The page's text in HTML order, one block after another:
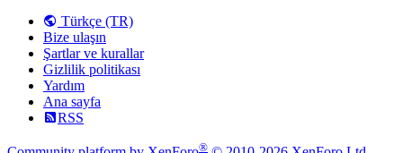
Türkçe (TR)
Bize ulaşın
Şartlar ve kurallar
Gizlilik politikası
Yardım
Ana sayfa
RSS
®